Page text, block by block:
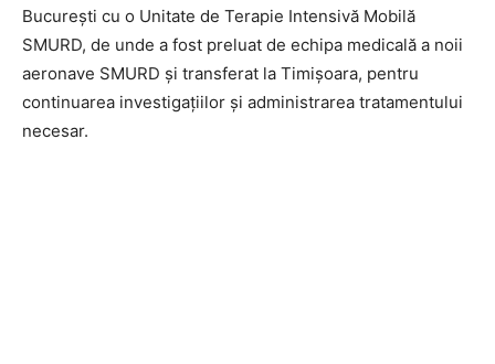
București cu o Unitate de Terapie Intensivă Mobilă
SMURD, de unde a fost preluat de echipa medicală a noii
aeronave SMURD și transferat la Timișoara, pentru
continuarea investigațiilor și administrarea tratamentului
necesar.